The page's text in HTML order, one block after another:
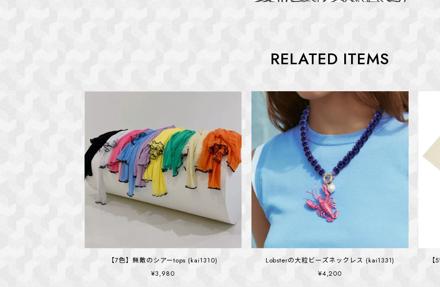
RELATED ITEMS
【7色】無敵のシアーtops (kai1310)
¥3,980
Lobsterの大粒ビーズネックレス (kai1331)
¥4,200